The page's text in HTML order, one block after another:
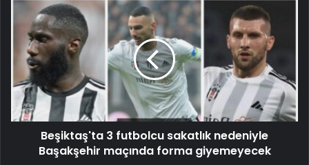
Beşiktaş'ta 3 futbolcu sakatlık nedeniyle
Başakşehir maçında forma giyemeyecek